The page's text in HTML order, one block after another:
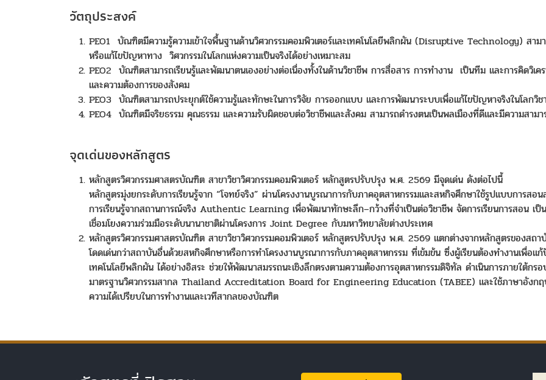
วัตถุประสงค์
PEO1 บัณฑิตมีความรู้ความเข้าใจพื้นฐานด้านวิศวกรรมคอมพิวเตอร์และเทคโนโลยีพลิกผัน (Disruptive Technology) สา
หรือแก้ไขปัญหาทาง วิศวกรรมในโลกแห่งความเป็นจริงได้อย่างเหมาะสม
PEO2 บัณฑิตสามารถเรียนรู้และพัฒนาตนเองอย่างต่อเนื่องทั้งในด้านวิชาชีพ การสื่อสาร การทำงาน เป็นทีม และการคิดวิเค
และความต้องการของสังคม
PEO3 บัณฑิตสามารถประยุกต์ใช้ความรู้และทักษะในการวิจัย การออกแบบ และการพัฒนาระบบเพื่อแก้ไขปัญหาจริงในโลกวิช
PEO4 บัณฑิตมีจริยธรรม คุณธรรม และความรับผิดชอบต่อวิชาชีพและสังคม สามารถดำรงตนเป็นพลเมืองที่ดีและมีความสาม
จุดเด่นของหลักสูตร
หลักสูตรวิศวกรรมศาสตรบัณฑิต สาขาวิชาวิศวกรรมคอมพิวเตอร์ หลักสูตรปรับปรุง พ.ศ. 2569 มีจุดเด่น ดังต่อไปนี้
หลักสูตรมุ่งยกระดับการเรียนรู้จาก “โจทย์จริง” ผ่านโครงงานบูรณาการกับภาคอุตสาหกรรมและสหกิจศึกษาใช้รูปแบบการ
การเรียนรู้จากสถานการณ์จริง Authentic Learning เพื่อพัฒนาทักษะลึก–กว้างที่จำเป็นต่อวิชาชีพ จัดการเรียนการสอน เ
เชื่อมโยงความร่วมมือระดับนานาชาติผ่านโครงการ Joint Degree กับมหาวิทยาลัยต่างประเทศ
หลักสูตรวิศวกรรมศาสตรบัณฑิต สาขาวิชาวิศวกรรมคอมพิวเตอร์ หลักสูตรปรับปรุง พ.ศ. 2569 แตกต่างจากหลักสูตรของสถ
โดดเด่นกว่าสถาบันอื่นด้วยสหกิจศึกษาหรือการทำโครงงานบูรณาการกับภาคอุตสาหกรรม ที่เข้มข้น ซึ่งผู้เรียนต้องทำงานเพื่อแ
เทคโนโลยีพลิกผัน ได้อย่างอิสระ ช่วยให้พัฒนาสมรรถนะเชิงลึกตรงตามความต้องการอุตสาหกรรมดิจิทัล ดำเนินการภายใต้
มาตรฐานวิศวกรรมสากล Thailand Accreditation Board for Engineering Education (TABEE) และใช้ภาษาอังกฤ
ความได้เปรียบในการทำงานและเวทีสากลของบัณฑิต